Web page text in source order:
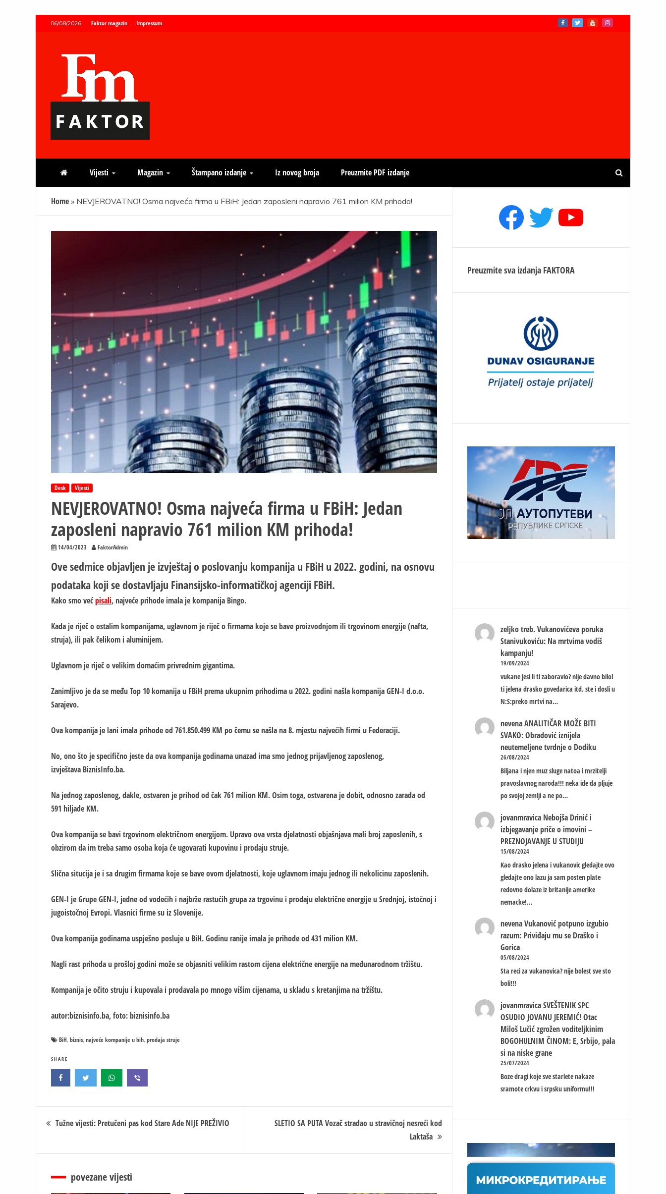
06/08/2026 Faktor magazin Impressum
Faktor magazin
Vijesti Magazin Štampano izdanje Iz novog broja Preuzmite PDF izdanje
Home » NEVJEROVATNO! Osma najveća firma u FBiH: Jedan zaposleni napravio 761 milion KM prihoda!
Desk Vijesti
NEVJEROVATNO! Osma najveća firma u FBiH: Jedan
zaposleni napravio 761 milion KM prihoda!
14/04/2023 FaktorAdmin
Ove sedmice objavljen je izvještaj o poslovanju kompanija u FBiH u 2022. godini, na osnovu
podataka koji se dostavljaju Finansijsko-informatičkoj agenciji FBiH.
Kako smo većpisali, najveće prihode imala je kompanija Bingo.
Kada je riječ o ostalim kompanijama, uglavnom je riječ o firmama koje se bave proizvodnjom ili trgovinom energije (nafta,
struja), ili pak čelikom i aluminijem.
Uglavnom je riječ o velikim domaćim privrednim gigantima.
Zanimljivo je da se među Top 10 komanija u FBiH prema ukupnim prihodima u 2022. godini našla kompanija GEN-I d.o.o.
Sarajevo.
Ova kompanija je lani imala prihode od 761.850.499 KM po čemu se našla na 8. mjestu najvećih firmi u Federaciji.
No, ono što je specifično jeste da ova kompanija godinama unazad ima smo jednog prijavljenog zaposlenog,
izvještava BiznisInfo.ba.
Na jednog zaposlenog, dakle, ostvaren je prihod od čak 761 milion KM. Osim toga, ostvarena je dobit, odnosno zarada od
591 hiljade KM.
Ova kompanija se bavi trgovinom električnom energijom. Upravo ova vrsta djelatnosti objašnjava mali broj zaposlenih, s
obzirom da im treba samo osoba koja će ugovarati kupovinu i prodaju struje.
Slična situcija je i sa drugim firmama koje se bave ovom djelatnosti, koje uglavnom imaju jednog ili nekolicinu zaposlenih.
GEN-I je Grupe GEN-I, jedne od vodećih i najbrže rastućih grupa za trgovinu i prodaju električne energije u Srednjoj, istočnoj i
jugoistočnoj Evropi. Vlasnici firme su iz Slovenije.
Ova kompanija godinama uspješno posluje u BiH. Godinu ranije imala je prihode od 431 milion KM.
Nagli rast prihoda u prošloj godini može se objasniti velikim rastom cijena električne energije na međunarodnom tržištu.
Kompanija je očito struju i kupovala i prodavala po mnogo višim cijenama, u skladu s kretanjima na tržištu.
autor:biznisinfo.ba, foto: biznisinfo.ba
BiH biznis najveće kompanije u bih prodaja struje
SHARE
Кретање
Tužne vijesti: Pretučeni pas kod Stare Ade NIJE PREŽIVIO
SLETIO SA PUTA Vozač stradao u stravičnoj nesreći kod
Laktaša
povezane vijesti
Facebook
TwitterYouTube
Preuzmite sva izdanja FAKTORA
zeljko treb. Vukanovićeva poruka
Stanivukoviću: Na mrtvima vodiš
kampanju!
19/09/2024
vukane jesi li ti zaboravio? nije davno bilo!
ti jelena drasko govedarica itd. ste i dosli u
N:S:preko mrtvi na…
nevena ANALITIČAR MOŽE BITI
SVAKO: Obradović iznijela
neutemeljene tvrdnje o Dodiku
26/08/2024
Biljana i njen muz sluge natoa i mrzitelji
pravoslavnog naroda!!! neka ide da pljuje
po svojoj zemlji a ne po…
jovanmravica Nebojša Drinić i
izbjegavanje priče o imovini –
PREZNOJAVANJE U STUDIJU
15/08/2024
Kao drasko jelena i vukanovic gledajte ovo
gledajte ono lazu ja sam posten plate
redovno dolaze iz britanije amerike
nemacke!…
nevena Vukanović potpuno izgubio
razum: Priviđaju mu se Draško i
Gorica
05/08/2024
Sta reci za vukanovica? nije bolest sve sto
boli!!!
jovanmravica SVEŠTENIK SPC
OSUDIO JOVANU JEREMIĆ! Otac
Miloš Lučić zgrožen voditeljkinim
BOGOHULNIM ČINOM: E, Srbijo, pala
si na niske grane
25/07/2024
Boze dragi koje sve starlete nakaze
sramote crkvu i srpsku uniformu!!!